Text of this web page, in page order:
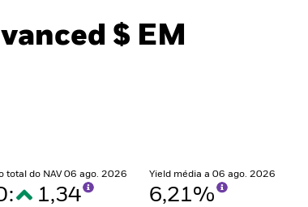
$ EM
total do NAV 06 ago. 2026
1,34
Yield média a 06 ago. 2026
6,21%